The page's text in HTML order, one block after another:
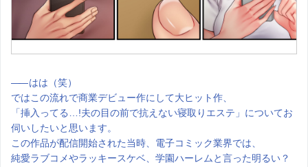
――はは（笑）
ではこの流れで商業デビュー作にして大ヒット作、
「挿入ってる…!夫の目の前で抗えない寝取りエステ」についてお
伺いしたいと思います。
この作品が配信開始された当時、電子コミック業界では、
純愛ラブコメやラッキースケベ、学園ハーレムと言った明るい？